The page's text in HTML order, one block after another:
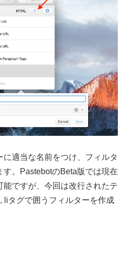
適当な名前をつけ、フィルタ
。PastebotのBeta版では現在
能ですが、今回は改行されたテ
liタグで囲うフィルターを作成